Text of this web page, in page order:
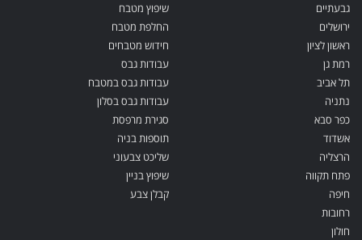
גבעתיים
ירושלים
ראשון לציון
רמת גן
תל אביב
נתניה
כפר סבא
אשדוד
הרצליה
פתח תקווה
חיפה
רחובות
חולון
שיפוץ מטבח
החלפת מטבח
חידוש מטבחים
עבודות גבס
עבודות גבס במטבח
עבודות גבס בסלון
סגירת מרפסת
תוספות בניה
שליכט צבעוני
שיפוץ בניין
קבלן צבע